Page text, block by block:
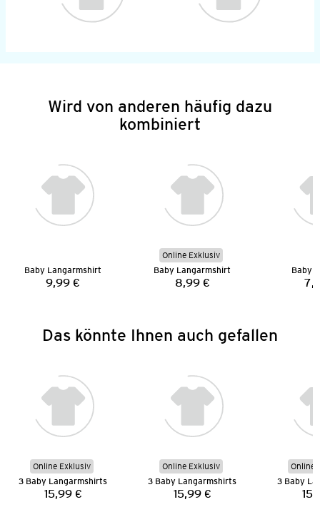
Wird von anderen häufig dazu
kombiniert
Baby Langarmshirt
Preis:
9,99 €
Online Exklusiv
Baby Langarmshirt
Preis:
8,99 €
Baby
Das könnte Ihnen auch gefallen
Online Exklusiv
3 Baby Langarmshirts
Preis:
15,99 €
Online Exklusiv
3 Baby Langarmshirts
Preis:
15,99 €
Online
3 Baby